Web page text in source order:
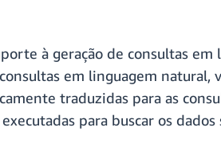
à geração de consultas
em linguagem
traduzidas para as
para buscar os